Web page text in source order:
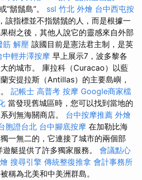
“鬍鬚島”。 ssl 竹北 外燴 台中西屯按
該指標並不指鬍鬚的人，而是根據一
樹之後，其他人說它的靈感來自外部
筋 解壓 該國目前是憲法君主制，是英
中輕井澤按摩 早上展示7，波多黎各
的城市。 庫拉科（Curacao）以藍
安提拉斯（Antillas）的主要島嶼，
記帳士 高普考 按摩 Google商家檔
當發現舊城區時，您可以找到當地的
列無海關商店。 台中按摩推薦 外燴
胞證台北 台中腳底按摩 在加勒比海
一無二的，它連接了城市的兩個部
艇提供了許多獨家服務。 會議點心
搜尋引擎 傳統整復推拿 會計事務所
稱為北美和中美洲群島。